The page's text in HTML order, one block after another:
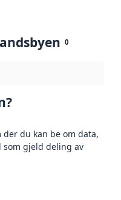
0
du kan be om data,
gjeld deling av